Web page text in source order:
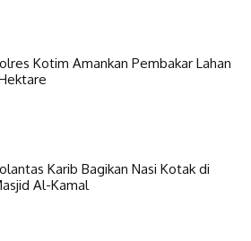
Kotim Amankan Pembakar Lahan
Karib Bagikan Nasi Kotak di
Al-Kamal